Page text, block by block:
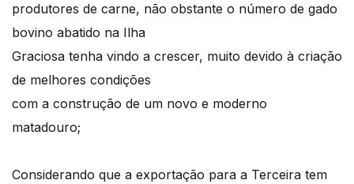
produtores de carne, não obstante o número de gado
bovino abatido na Ilha
Graciosa tenha vindo a crescer, muito devido à criação
de melhores condições
com a construção de um novo e moderno
matadouro;
Considerando que a exportação para a Terceira tem